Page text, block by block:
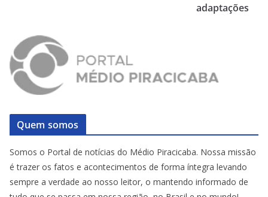
adaptações
Quem somos
Somos o Portal de notícias do Médio Piracicaba. Nossa missão
é trazer os fatos e acontecimentos de forma íntegra levando
sempre a verdade ao nosso leitor, o mantendo informado de